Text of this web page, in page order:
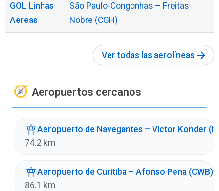
GOL Linhas
Aereas
São Paulo-Congonhas – Freitas
Nobre (CGH)
Ver todas las aerolíneas
Aeropuertos cercanos
Aeropuerto de Navegantes – Victor Konder
74.2 km
Aeropuerto de Curitiba – Afonso Pena (CWB)
86.1 km